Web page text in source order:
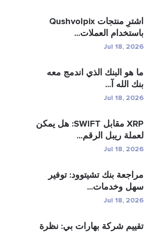
اشترِ منتجات Qushvolpix
باستخدام العملات...
Jul 18, 2026
ما هو البنك الذي اندمج معه
بنك الله آ...
Jul 18, 2026
XRP مقابل SWIFT: هل يمكن
لعملة ريبل الرقم...
Jul 18, 2026
مراجعة بنك تشيتوود: توفير
سهل وخدمات...
Jul 18, 2026
تقييم شركة بهارات بي: نظرة